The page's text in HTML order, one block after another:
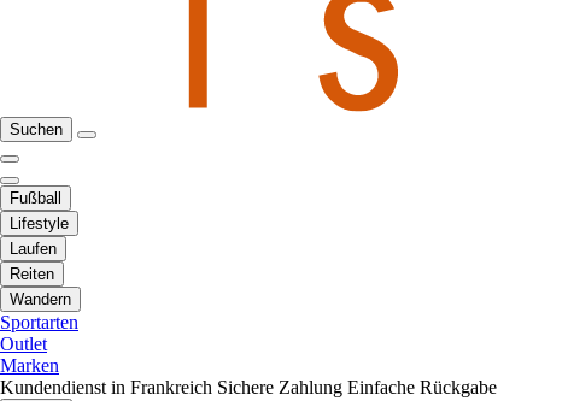
Suchen
Fußball
Lifestyle
Laufen
Reiten
Wandern
Sportarten
Outlet
Marken
Kundendienst in Frankreich Sichere Zahlung Einfache Rückgabe